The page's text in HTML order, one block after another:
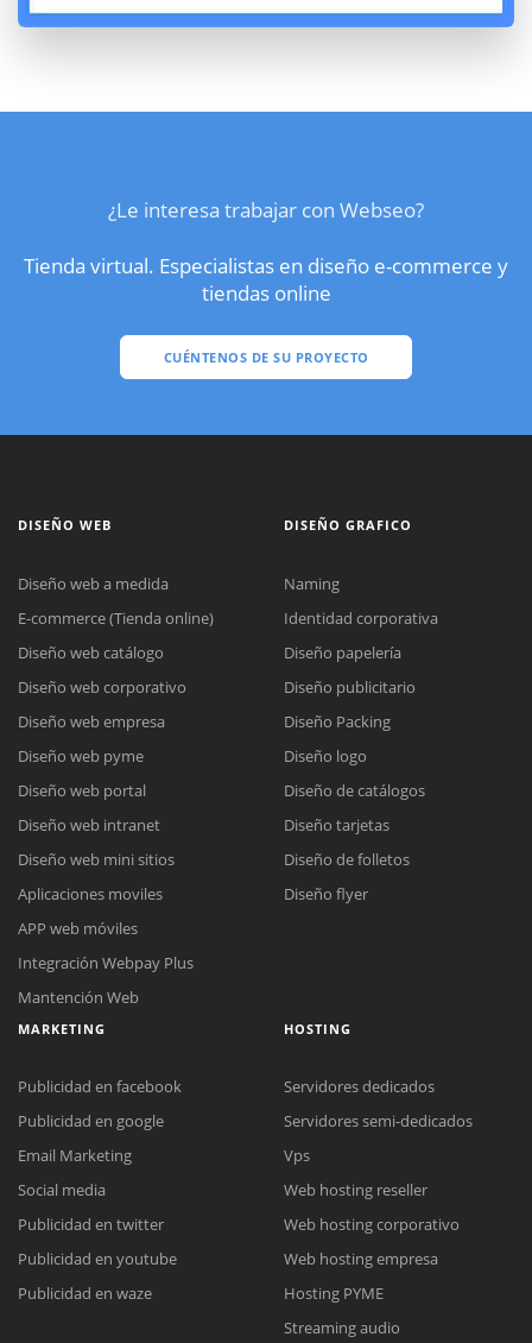
¿Le interesa trabajar con Webseo?
Tienda virtual. Especialistas en diseño e-commerce y
tiendas online
CUÉNTENOS DE SU PROYECTO
Reunión online
Meet para la reunión online.
Cotización
Chat Online
Todos nuestros ejecutivos están fuera de línea. Complete el formulario
DISEÑO WEB
Diseño web a medida
E-commerce (Tienda online)
Diseño web catálogo
Diseño web corporativo
Diseño web empresa
Diseño web pyme
Diseño web portal
Diseño web intranet
Diseño web mini sitios
Aplicaciones moviles
APP web móviles
Integración Webpay Plus
Mantención Web
DISEÑO GRAFICO
Naming
Identidad corporativa
Diseño papelería
Diseño publicitario
Diseño Packing
Diseño logo
Diseño de catálogos
Diseño tarjetas
Diseño de folletos
Diseño flyer
MARKETING
Publicidad en facebook
Publicidad en google
Email Marketing
Social media
Publicidad en twitter
Publicidad en youtube
Publicidad en waze
HOSTING
Servidores dedicados
Servidores semi-dedicados
Vps
Web hosting reseller
Web hosting corporativo
Web hosting empresa
Hosting PYME
Streaming audio